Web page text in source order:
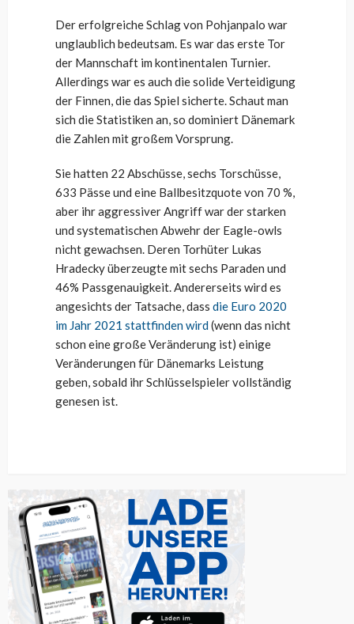
Der erfolgreiche Schlag von Pohjanpalo war
unglaublich bedeutsam. Es war das erste Tor
der Mannschaft im kontinentalen Turnier.
Allerdings war es auch die solide Verteidigung
der Finnen, die das Spiel sicherte. Schaut man
sich die Statistiken an, so dominiert Dänemark
die Zahlen mit großem Vorsprung.
Sie hatten 22 Abschüsse, sechs Torschüsse,
633 Pässe und eine Ballbesitzquote von 70 %,
aber ihr aggressiver Angriff war der starken
und systematischen Abwehr der Eagle-owls
nicht gewachsen. Deren Torhüter Lukas
Hradecky überzeugte mit sechs Paraden und
46% Passgenauigkeit. Andererseits wird es
angesichts der Tatsache, dass die Euro 2020
im Jahr 2021 stattfinden wird(wenn das nicht
schon eine große Veränderung ist) einige
Veränderungen für Dänemarks Leistung
geben, sobald ihr Schlüsselspieler vollständig
genesen ist.